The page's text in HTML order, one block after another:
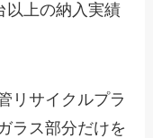
以上の納入実績
リサイクルプラ
ラス部分だけを